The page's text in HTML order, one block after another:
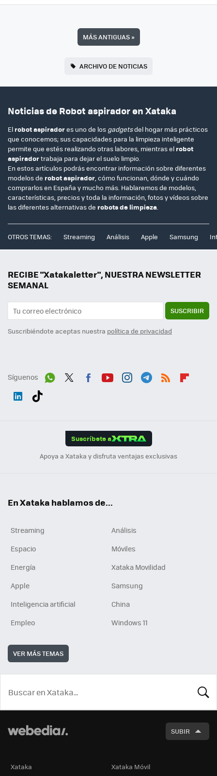
MÁS ANTIGUAS»
ARCHIVO DE NOTICIAS
Noticias de Robot aspirador en Xataka
El robot aspiradores uno de los gadgetsdel hogar más prácticos
que conocemos; sus capacidades para la limpieza inteligente
permite que estés realizando otras labores, mientras el robot
aspiradortrabaja para dejar el suelo limpio.
En estos artículos podrás encontrar información sobre diferentes
modelos de robot aspirador, cómo funcionan, dónde y cuándo
comprarlos en España y mucho más. Hablaremos de modelos,
características, precios y toda la información, fotos y vídeos sobre
las diferentes alternativas de robots de limpieza.
OTROS TEMAS: Streaming Análisis Apple Samsung
RECIBE "Xatakaletter", NUESTRA NEWSLETTER
SEMANAL
SUSCRIBIR
Suscribiéndote aceptas nuestra política de privacidad
Síguenos
Suscríbete a
Apoya a Xataka y disfruta ventajas exclusivas
En Xataka hablamos de...
Streaming
Análisis
Espacio
Móviles
Energía
Xataka Movilidad
Apple
Samsung
Inteligencia artificial
China
Empleo
Windows 11
VER MÁS TEMAS
SUBIR
Xataka Xataka Móvil